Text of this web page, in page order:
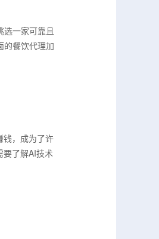
选一家可靠且
的餐饮代理加
钱，成为了许
要了解AI技术